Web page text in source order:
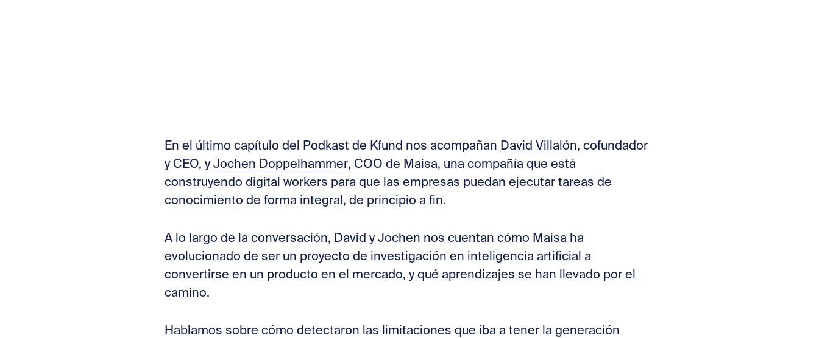
En el último capítulo del Podkast de Kfund nos acompañan David Villalón, cofundador
y CEO, y Jochen Doppelhammer, COO de Maisa, una compañía que está
construyendo digital workers para que las empresas puedan ejecutar tareas de
conocimiento de forma integral, de principio a fin.
A lo largo de la conversación, David y Jochen nos cuentan cómo Maisa ha
evolucionado de ser un proyecto de investigación en inteligencia artificial a
convertirse en un producto en el mercado, y qué aprendizajes se han llevado por el
camino.
Hablamos sobre cómo detectaron las limitaciones que iba a tener la generación